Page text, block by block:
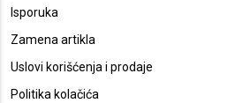
Isporuka
Zamena artikla
Uslovi korišćenja i prodaje
Politika kolačića